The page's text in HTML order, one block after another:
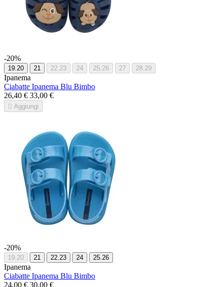
-20%
19.20 21 22.23 24 25.26 27 28.29
Ipanema
Ciabatte Ipanema Blu Bimbo
26,40 € 33,00 €
 Aggiungi
-20%
19.20 21 22.23 24 25.26
Ipanema
Ciabatte Ipanema Blu Bimbo
24,00 € 30,00 €